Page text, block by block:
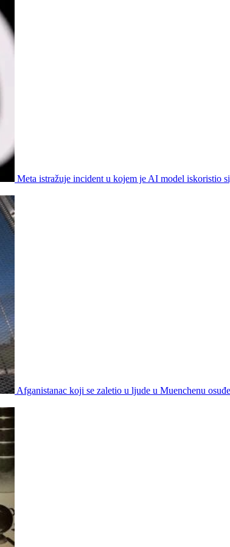
Meta istražuje incident u kojem je AI model iskoristio
Afganistanac koji se zaletio u ljude u Muenchenu